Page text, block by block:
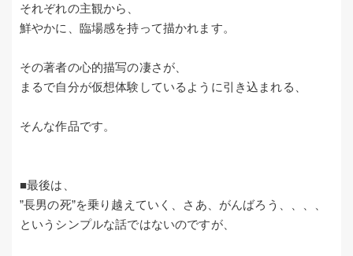
それぞれの主観から、
鮮やかに、臨場感を持って描かれます。
その著者の心的描写の凄さが、
まるで自分が仮想体験しているように引き込まれる、
そんな作品です。
■最後は、
”長男の死”を乗り越えていく、さあ、がんばろう、、、、
というシンプルな話ではないのですが、